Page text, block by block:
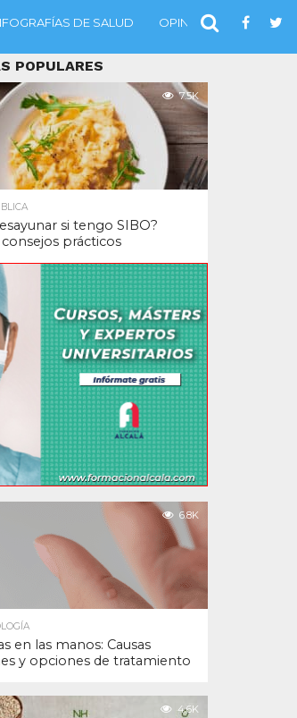
DE SALUD OPINIÓN
POPULARES
7.5K
si tengo SIBO?
consejos prácticos
6.8K
en las manos: Causas
y opciones de tratamiento
4.6K